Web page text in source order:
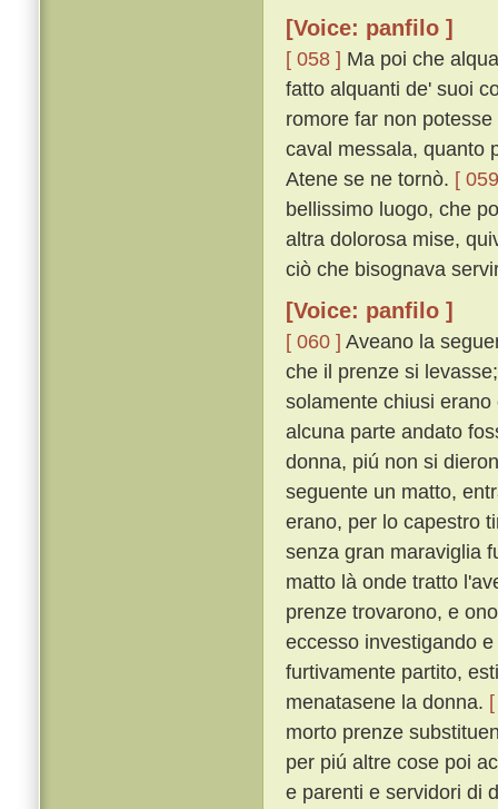
[Voice: panfilo ]
[ 058 ] Ma poi che
fatto alquanti de' suoi
romore far non
caval messala, quanto
Atene se ne tornò. [
bellissimo luogo, che
altra dolorosa mise,
ciò che bisognava
[Voice: panfilo ]
[ 060 ] Aveano la
che il prenze si
solamente chiusi
alcuna parte andato
donna, piú non si
seguente un matto,
erano, per lo capestro
senza gran maraviglia
matto là onde tratto
prenze trovarono, e
eccesso investigando
furtivamente partito,
menatasene la donna.
morto prenze
per piú altre cose poi
e parenti e servidori di